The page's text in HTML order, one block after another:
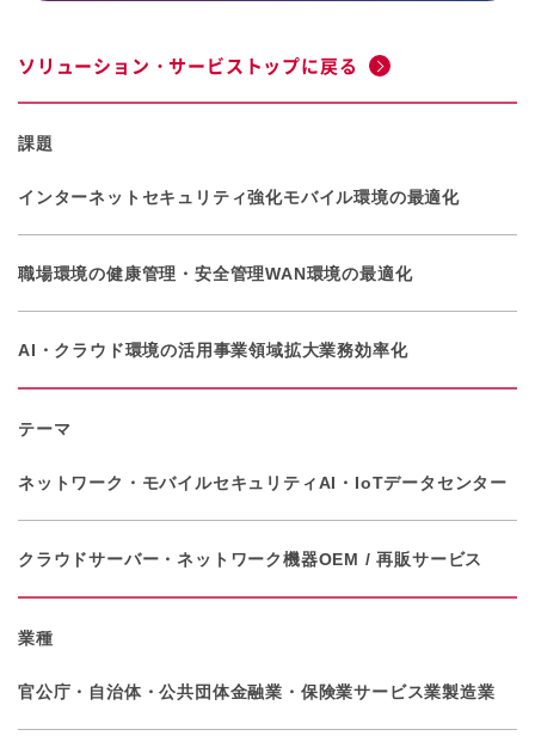
ソリューション・サービストップに戻る
課題
インターネットセキュリティ強化モバイル環境の最適化
職場環境の健康管理・安全管理WAN環境の最適化
AI・クラウド環境の活用事業領域拡大業務効率化
テーマ
ネットワーク・モバイルセキュリティAI・IoTデータセンター
クラウドサーバー・ネットワーク機器OEM / 再販サービス
業種
官公庁・自治体・公共団体金融業・保険業サービス業製造業